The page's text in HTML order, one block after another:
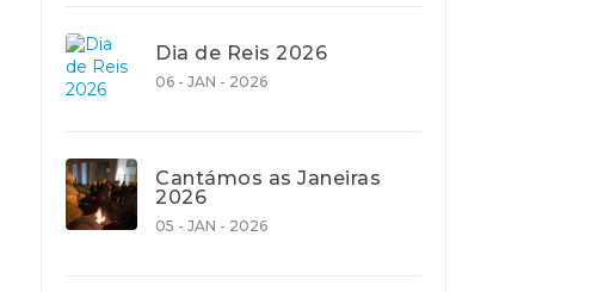
Dia de Reis 2026
06 - JAN - 2026
Cantámos as Janeiras
2026
05 - JAN - 2026